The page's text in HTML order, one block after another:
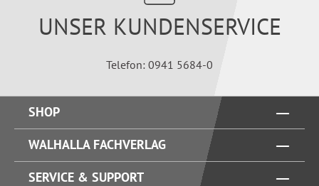
UNSER KUNDENSERVICE
Telefon: 0941 5684-0
SHOP
WALHALLA FACHVERLAG
SERVICE & SUPPORT